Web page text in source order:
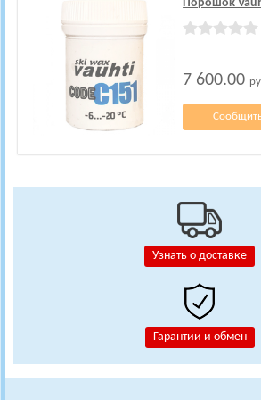
Узнать о доставке
Гарантии и обмен
Порошок
7 600.00